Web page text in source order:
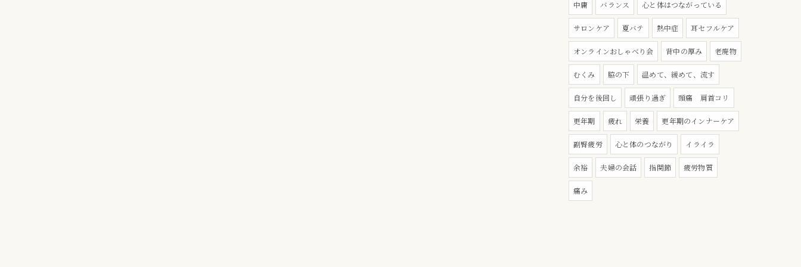
中庸 バランス 心と体はつながっている
サロンケア 夏バテ 熱中症 耳セフルケア
オンラインおしゃべり会 背中の厚み 老廃物
むくみ 脇の下 温めて、緩めて、流す
自分を後回し 頑張り過ぎ 頭痛 肩首コリ
更年期 疲れ 栄養 更年期のインナーケア
副腎疲労 心と体のつながり イライラ
余裕 夫婦の会話 指関節 疲労物質
痛み